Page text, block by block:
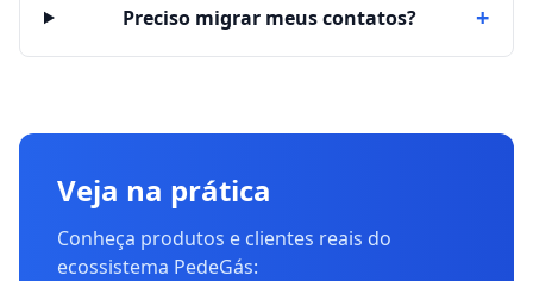
Preciso migrar meus contatos? +
Veja na prática
Conheça produtos e clientes reais do
ecossistema PedeGás: